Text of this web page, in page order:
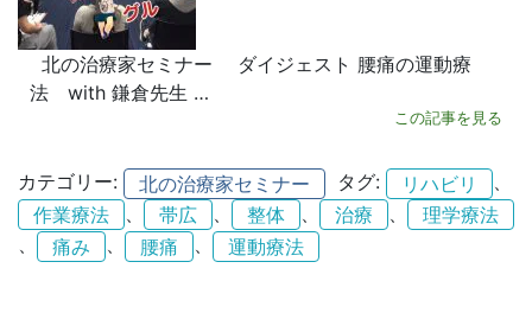
北の治療家セミナー ダイジェスト 腰痛の運動療
法 with 鎌倉先生 …
この記事を見る
カテゴリー: 北の治療家セミナー タグ: リハビリ
作業療法
帯広 整体 治療
理学療法
、
痛み 、 腰痛 、 運動療法